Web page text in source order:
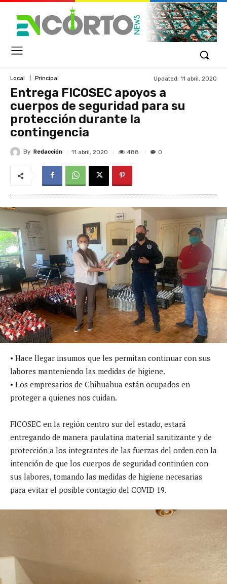
Local Principal Updated: 11 abril, 2020
Entrega FICOSEC apoyos a
cuerpos de seguridad para su
protección durante la
contingencia
By Redacción 11 abril, 2020 488 0
• Hace llegar insumos que les permitan continuar con sus
labores manteniendo las medidas de higiene.
• Los empresarios de Chihuahua están ocupados en
proteger a quienes nos cuidan.
FICOSEC en la región centro sur del estado, estará
entregando de manera paulatina material sanitizante y de
protección a los integrantes de las fuerzas del orden con la
intención de que los cuerpos de seguridad continúen con
sus labores, tomando las medidas de higiene necesarias
para evitar el posible contagio del COVID 19.